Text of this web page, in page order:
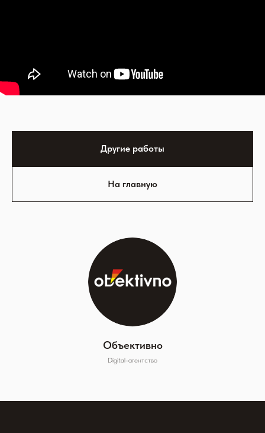
Другие работы
На главную
Объективно
Digital-агентство